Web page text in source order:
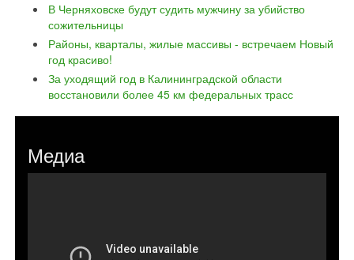
В Черняховске будут судить мужчину за убийство
сожительницы
Районы, кварталы, жилые массивы - встречаем Новый
год красиво!
За уходящий год в Калининградской области
восстановили более 45 км федеральных трасс
Медиа